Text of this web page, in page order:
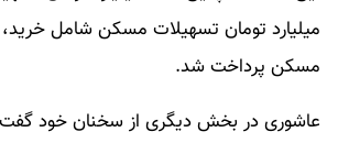
میلیارد تومان تسهیلات مسکن شامل
مسکن پرداخت شد.
عاشوری در بخش دیگری از سخنان خود گفت: